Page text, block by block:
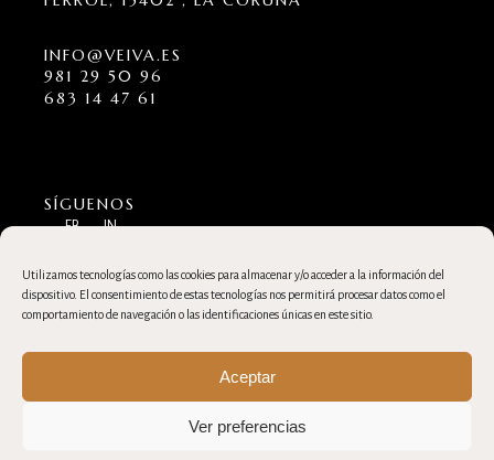
Utilizamos tecnologías como las cookies para almacenar y/o acceder a la información del
dispositivo. El consentimiento de estas tecnologías nos permitirá procesar datos como el
comportamiento de navegación o las identificaciones únicas en este sitio.
Aceptar
Ver preferencias
INFO@VEIVA.ES
981 29 50 96
683 14 47 61
SÍGUENOS
FB IN
© 2023
BYVEIVA